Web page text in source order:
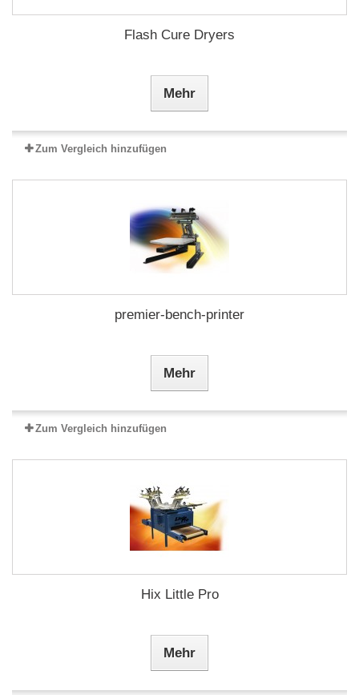
Flash Cure Dryers
Mehr
Zum Vergleich hinzufügen
premier-bench-printer
Mehr
Zum Vergleich hinzufügen
Hix Little Pro
Mehr